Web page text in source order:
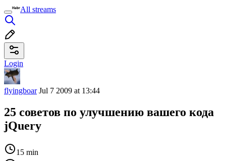
All streams
Login
flyingboarJul 7 2009 at 13:44
25 советов по улучшению вашего кода
jQuery
15 min